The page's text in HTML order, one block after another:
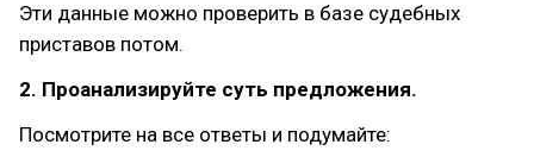
Эти данные можно проверить в базе судебных
приставов потом.
2. Проанализируйте суть предложения.
Посмотрите на все ответы и подумайте: